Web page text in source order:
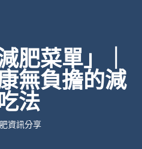
肥菜單」｜
無負擔的減
法
資訊分享